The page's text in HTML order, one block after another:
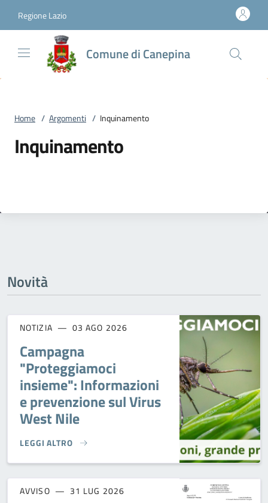
Regione Lazio
Comune di Canepina
Home / Argomenti / Inquinamento
Inquinamento
Novità
NOTIZIA 03 AGO 2026
Campagna
"Proteggiamoci
insieme": Informazioni
e prevenzione sul Virus
West Nile
LEGGI ALTRO
CAMPAGNA "PROTEGGIAMOCI INSIEME": INFORMAZIONI E
AVVISO 31 LUG 2026